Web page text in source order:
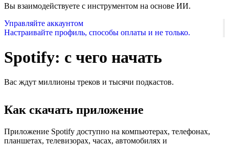
Вы взаимодействуете с инструментом на основе ИИ.
Управляйте аккаунтом
Настраивайте профиль, способы оплаты и не только.
Spotify: с чего начать
Вас ждут миллионы треков и тысячи подкастов.
Как скачать приложение
Приложение Spotify доступно на компьютерах, телефонах,
планшетах, телевизорах, часах, автомобилях и